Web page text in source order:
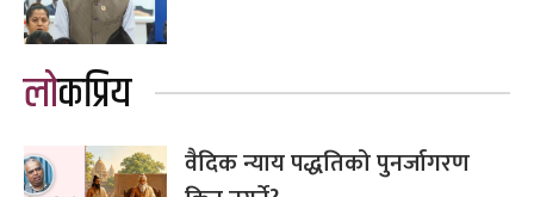
लोकप्रिय
वैदिक न्याय पद्धतिको पुनर्जागरण